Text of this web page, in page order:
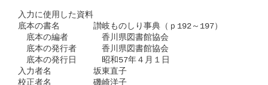
入力に使用した資料
底本の書名　　　　讃岐ものしり事典（ｐ192～197）
底本の編者　　　　香川県図書館協会
底本の発行者　　　香川県図書館協会
底本の発行日　　　昭和57年４月１日
入力者名　　　　　坂東直子
校正者名　　　　　磯崎洋子